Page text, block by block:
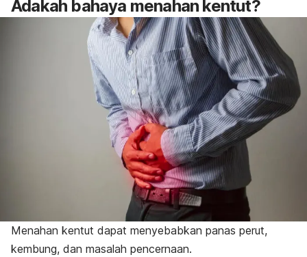
Adakah bahaya menahan kentut?
Menahan kentut dapat menyebabkan panas perut,
kembung, dan masalah pencernaan.